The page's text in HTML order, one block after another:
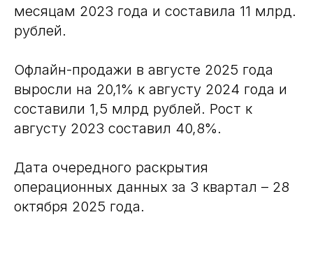
месяцам 2023 года и составила 11 млрд.
рублей.
Офлайн-продажи в августе 2025 года
выросли на 20,1% к августу 2024 года и
составили 1,5 млрд рублей. Рост к
августу 2023 составил 40,8%.
Дата очередного раскрытия
операционных данных за 3 квартал – 28
октября 2025 года.